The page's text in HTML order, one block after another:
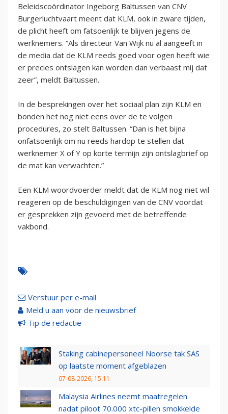
Beleidscoördinator Ingeborg Baltussen van CNV
Burgerluchtvaart meent dat KLM, ook in zware tijden,
de plicht heeft om fatsoenlijk te blijven jegens de
werknemers. “Als directeur Van Wijk nu al aangeeft in
de media dat de KLM reeds goed voor ogen heeft wie
er precies ontslagen kan worden dan verbaast mij dat
zeer”, meldt Baltussen.
In de besprekingen over het sociaal plan zijn KLM en
bonden het nog niet eens over de te volgen
procedures, zo stelt Baltussen. “Dan is het bijna
onfatsoenlijk om nu reeds hardop te stellen dat
werknemer X of Y op korte termijn zijn ontslagbrief op
de mat kan verwachten.”
Een KLM woordvoerder meldt dat de KLM nog niet wil
reageren op de beschuldigingen van de CNV voordat
er gesprekken zijn gevoerd met de betreffende
vakbond.
Verstuur per e-mail
Meld u aan voor de nieuwsbrief
Tip de redactie
Staking cabinepersoneel Noorse tak SAS
op laatste moment afgeblazen
07-08-2026, 15:11
Malaysia Airlines neemt maatregelen
nadat piloot 70.000 xtc-pillen smokkelde